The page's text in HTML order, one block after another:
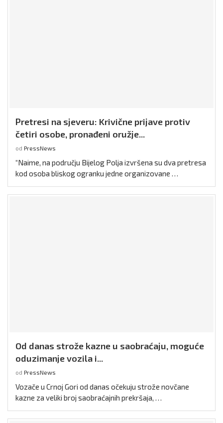
Pretresi na sjeveru: Krivične prijave protiv
četiri osobe, pronađeni oružje...
od PressNews
“Naime, na području Bijelog Polja izvršena su dva pretresa
kod osoba bliskog ogranku jedne organizovane …
Od danas strože kazne u saobraćaju, moguće
oduzimanje vozila i...
od PressNews
Vozače u Crnoj Gori od danas očekuju strože novčane
kazne za veliki broj saobraćajnih prekršaja, …